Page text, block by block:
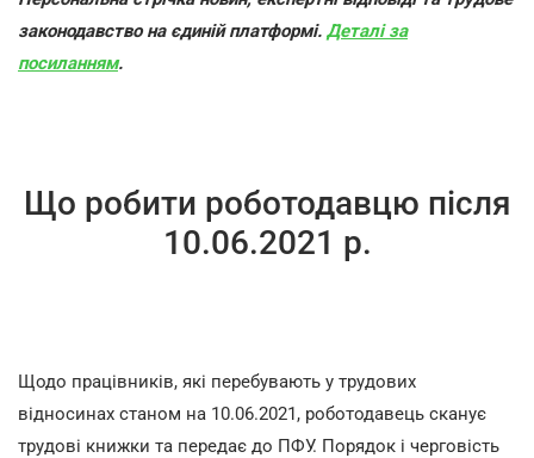
законодавство на єдиній платформі. Деталі за
посиланням.
Що робити роботодавцю після
10.06.2021 р.
Щодо працівників, які перебувають у трудових
відносинах станом на 10.06.2021, роботодавець сканує
трудові книжки та передає до ПФУ. Порядок і черговість